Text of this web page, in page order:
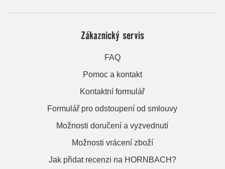
Zákaznický servis
FAQ
Pomoc a kontakt
Kontaktní formulář
Formulář pro odstoupení od smlouvy
Možnosti doručení a vyzvednutí
Možnosti vrácení zboží
Jak přidat recenzi na HORNBACH?